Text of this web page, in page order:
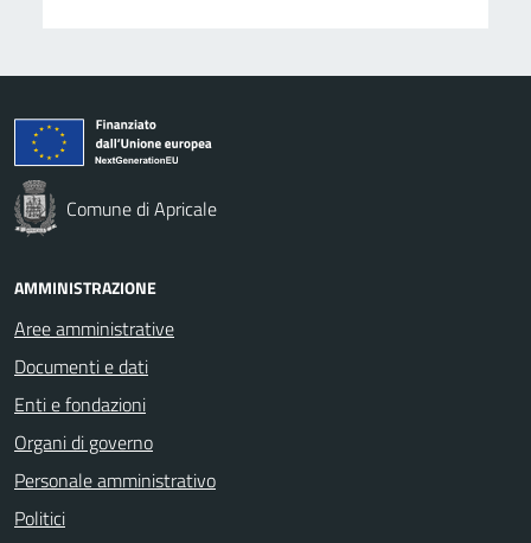
Comune di Apricale
AMMINISTRAZIONE
Aree amministrative
Documenti e dati
Enti e fondazioni
Organi di governo
Personale amministrativo
Politici